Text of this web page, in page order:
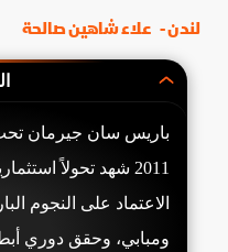
لندن - علاء شاهين صالحة
باريس سان جيرمان تحت
2011 شهد تحولاً
الاعتماد على النجوم